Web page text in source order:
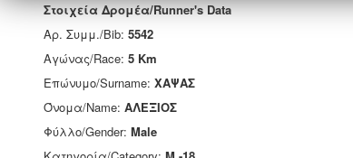
Στοιχεία Δρομέα/Runner's Data
Αρ. Συμμ./Bib: 5542
Αγώνας/Race: 5 Km
Επώνυμο/Surname: ΧΑΨΑΣ
Όνομα/Name: ΑΛΕΞΙΟΣ
Φύλλο/Gender: Male